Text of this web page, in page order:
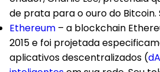
de prata para o ouro do Bitcoin.
Ethereum – a blockchain
2015 e foi projetada
aplicativos descentralizados (